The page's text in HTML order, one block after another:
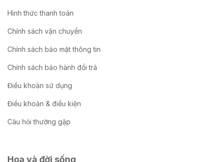
Hình thức thanh toán
Chính sách vận chuyển
Chính sách bảo mật thông tin
Chính sách bảo hành đổi trả
Điều khoản sử dụng
Điều khoản & điều kiện
Câu hỏi thường gặp
Hoa và đời sống